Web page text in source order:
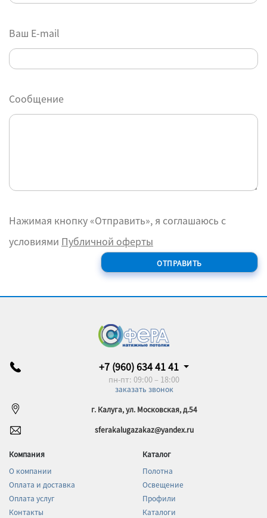
Ваш E-mail
Сообщение
Нажимая кнопку «Отправить», я соглашаюсь с
условиями Публичной оферты
+7 (960) 634 41 41
пн-пт: 09:00 – 18:00
заказать звонок
г. Калуга, ул. Московская, д.54
sferakalugazakaz@yandex.ru
Компания
О компании
Оплата и доставка
Оплата услуг
Контакты
Каталог
Полотна
Освещение
Профили
Каталоги